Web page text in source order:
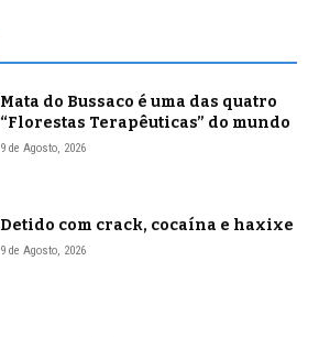
Mata do Bussaco é uma das quatro
“Florestas Terapêuticas” do mundo
9 de Agosto, 2026
Detido com crack, cocaína e haxixe
9 de Agosto, 2026